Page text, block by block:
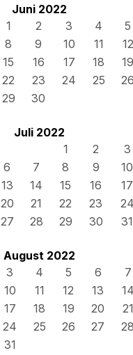
Juni 2022
1
2 3 4
5
8 9 10 11
12
15 16 17 18
19
22 23 24 25
26
29 30
Juli 2022
1
2
3
6 7 8 9
10
13 14 15 16
17
20 21 22 23
24
27 28 29 30 31
August 2022
3 4 5 6
7
10 11 12 13
14
17 18 19 20
21
24 25 26 27
28
31